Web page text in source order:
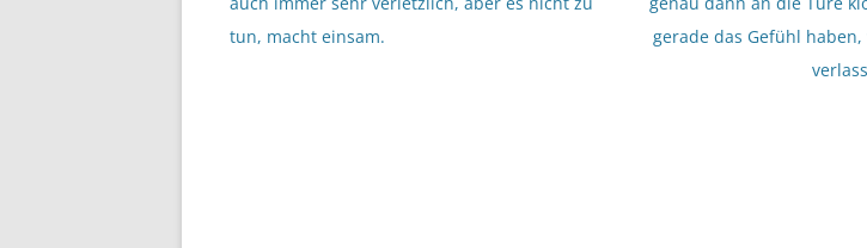
tun, macht einsam.
gerade das Gefühl